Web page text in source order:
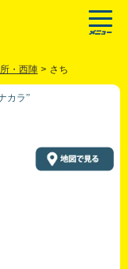
・西陣 > さち
カラ”